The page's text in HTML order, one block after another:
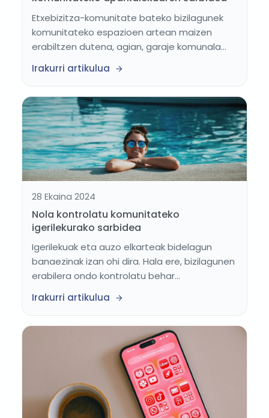
Etxebizitza-komunitate bateko bizilagunek
komunitateko espazioen artean maizen
erabiltzen dutena, agian, garaje komunala...
Irakurri artikulua
28 Ekaina 2024
Nola kontrolatu komunitateko
igerilekurako sarbidea
Igerilekuak eta auzo elkarteak bidelagun
banaezinak izan ohi dira. Hala ere, bizilagunen
erabilera ondo kontrolatu behar...
Irakurri artikulua